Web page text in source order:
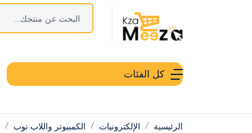
كل الفئات
الرئيسية الإلكترونيات الكمبيوتر واللاب توب